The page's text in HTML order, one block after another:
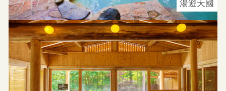
湯遊天國​